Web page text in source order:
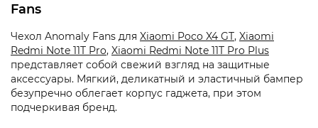
Fans
Чехол Anomaly Fans для Xiaomi Poco X4 GT, Xiaomi
Redmi Note 11T Pro, Xiaomi Redmi Note 11T Pro Plus
представляет собой свежий взгляд на защитные
аксессуары. Мягкий, деликатный и эластичный бампер
безупречно облегает корпус гаджета, при этом
подчеркивая бренд.